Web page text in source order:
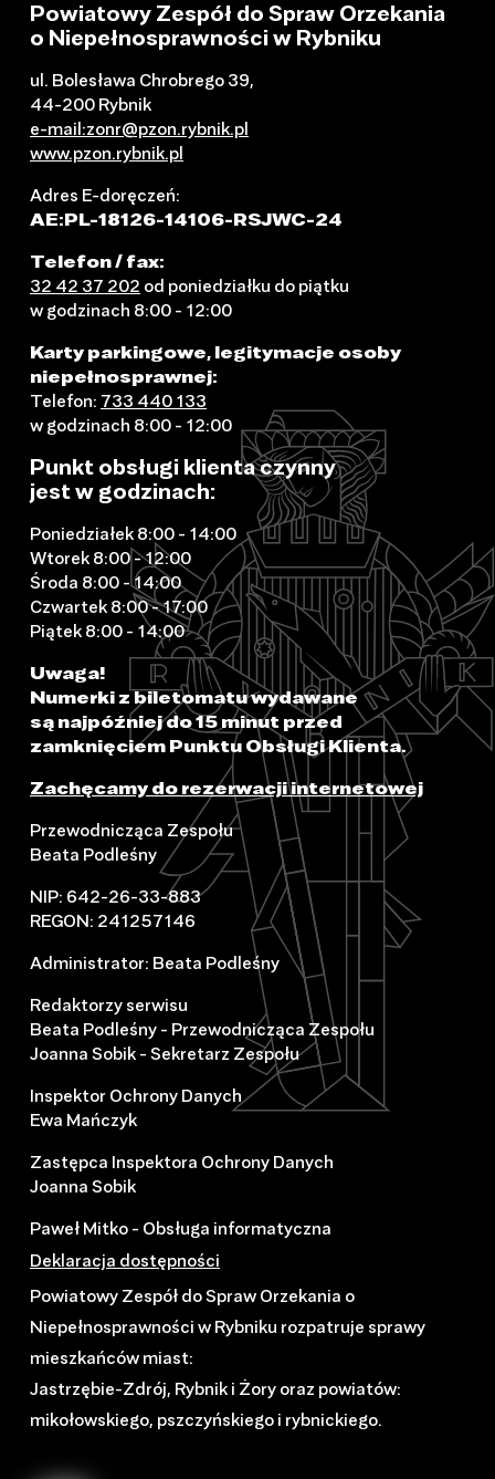
Powiatowy Zespół do Spraw Orzekania
o Niepełnosprawności w Rybniku
ul. Bolesława Chrobrego 39,
44-200 Rybnik
e-mail:zonr@pzon.rybnik.pl
www.pzon.rybnik.pl
Adres E-doręczeń:
AE:PL-18126-14106-RSJWC-24
Telefon / fax:
32 42 37 202 od poniedziałku do piątku
w godzinach 8:00 - 12:00
Karty parkingowe, legitymacje osoby
niepełnosprawnej:
Telefon: 733 440 133
w godzinach 8:00 - 12:00
Punkt obsługi klienta czynny
jest w godzinach:
Poniedziałek 8:00 - 14:00
Wtorek 8:00 - 12:00
Środa 8:00 - 14:00
Czwartek 8:00 - 17:00
Piątek 8:00 - 14:00
Uwaga!
Numerki z biletomatu wydawane
są najpóźniej do 15 minut przed
zamknięciem Punktu Obsługi Klienta.
Zachęcamy do rezerwacji internetowej
Przewodnicząca Zespołu
Beata Podleśny
NIP: 642-26-33-883
REGON: 241257146
Administrator: Beata Podleśny
Redaktorzy serwisu
Beata Podleśny - Przewodnicząca Zespołu
Joanna Sobik - Sekretarz Zespołu
Inspektor Ochrony Danych
Ewa Mańczyk
Zastępca Inspektora Ochrony Danych
Joanna Sobik
Paweł Mitko - Obsługa informatyczna
Deklaracja dostępności
Powiatowy Zespół do Spraw Orzekania o
Niepełnosprawności w Rybniku rozpatruje sprawy
mieszkańców miast:
Jastrzębie-Zdrój, Rybnik i Żory oraz powiatów:
mikołowskiego, pszczyńskiego i rybnickiego.